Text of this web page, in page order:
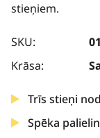
stieņiem.
SKU:
Krāsa:
Trīs stieņi
Spēka